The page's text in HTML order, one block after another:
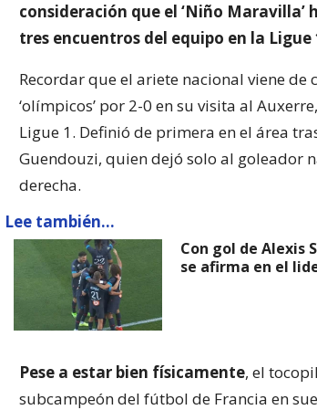
consideración que el ‘Niño
tres encuentros del equipo en la Ligue
Recordar que el ariete nacional viene
‘olímpicos’ por 2-0 en su visita al
Ligue 1. Definió de primera en el área
Guendouzi, quien dejó solo al goleador
derecha.
Lee también...
Con gol de Alexis
se afirma en el
Pese a estar bien físicamente, el
subcampeón del fútbol de Francia en